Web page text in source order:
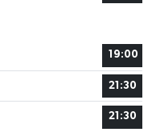
19:00
21:30
21:30